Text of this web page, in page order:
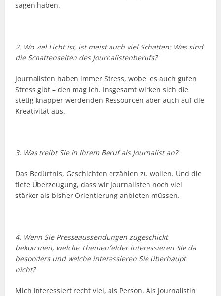
sagen haben.
2. Wo viel Licht ist, ist meist auch viel Schatten: Was sind
die Schattenseiten des Journalistenberufs?
Journalisten haben immer Stress, wobei es auch guten
Stress gibt – den mag ich. Insgesamt wirken sich die
stetig knapper werdenden Ressourcen aber auch auf die
Kreativität aus.
3. Was treibt Sie in Ihrem Beruf als Journalist an?
Das Bedürfnis, Geschichten erzählen zu wollen. Und die
tiefe Überzeugung, dass wir Journalisten noch viel
stärker als bisher Orientierung anbieten müssen.
4. Wenn Sie Presseaussendungen zugeschickt
bekommen, welche Themenfelder interessieren Sie da
besonders und welche interessieren Sie überhaupt
nicht?
Mich interessiert recht viel, als Person. Als Journalistin